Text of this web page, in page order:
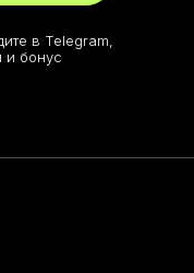
в Telegram,
и бонус